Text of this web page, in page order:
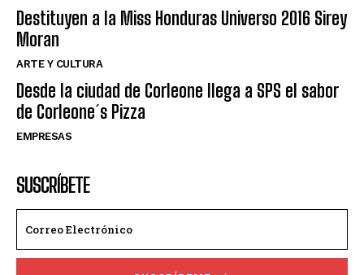
Destituyen a la Miss Honduras Universo 2016 Sirey
Moran
ARTE Y CULTURA
Desde la ciudad de Corleone llega a SPS el sabor
de Corleone´s Pizza
EMPRESAS
SUSCRÍBETE